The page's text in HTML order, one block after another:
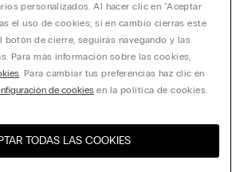
S.A. calle Ciencias 71-87, Polígono Pedrosa,
United States
personalizados. Al hacer clic en "Aceptar
el uso de cookies; si en cambio cierras este
botón de cierre, seguirás navegando y las
Para más información sobre las cookies,
. Para cambiar tus preferencias haz clic en
de cookies en la política de cookies.
TODAS LAS COOKIES